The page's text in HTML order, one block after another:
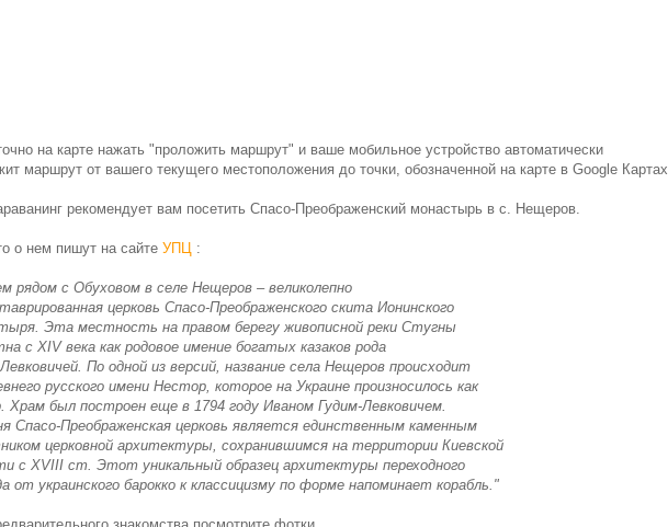
на карте нажать "проложить маршрут" и ваше мобильное устройство автоматически
маршрут от вашего текущего местоположения до точки, обозначенной на карте в Google Картах
рекомендует вам посетить Спасо-Преображенский монастырь в с. Нещеров.
о нем пишут на сайте УПЦ :
рядом с Обуховом в селе Нещеров – великолепно
церковь Спасо-Преображенского скита Ионинского
Эта местность на правом берегу живописной реки Стугны
с XIV века как родовое имение богатых казаков рода
По одной из версий, название села Нещеров происходит
русского имени Нестор, которое на Украине произносилось как
Храм был построен еще в 1794 году Иваном Гудим-Левковичем.
Спасо-Преображенская церковь является единственным каменным
церковной архитектуры, сохранившимся на территории Киевской
с XVIII ст. Этот уникальный образец архитектуры переходного
от украинского барокко к классицизму по форме напоминает корабль."